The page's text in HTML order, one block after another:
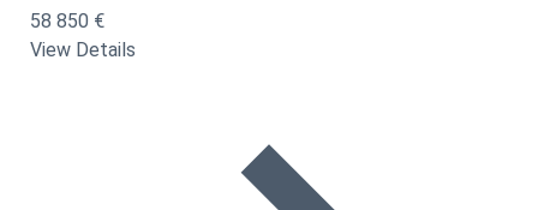
58 850 €
View Details